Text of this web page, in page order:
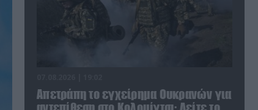
Απετράπη το εγχείρημα Ουκρανών για